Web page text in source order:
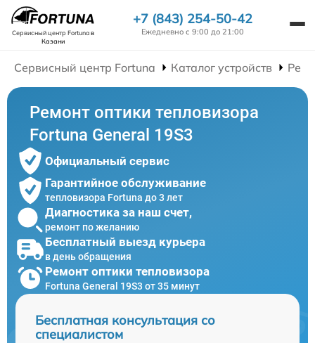
Сервисный центр Fortunaв
Казани
+7 (843) 254-50-42
Ежедневно с 9:00 до 21:00
Сервисный центр Fortuna Каталог устройств
Ремонт оптики тепловизора
Fortuna General 19S3
Официальный сервис
Гарантийное обслуживание
тепловизора Fortuna до 3 лет
Диагностика за наш счет,
ремонт по желанию
Бесплатный выезд курьера
в день обращения
Ремонт оптики тепловизора
Fortuna General 19S3 от 35 минут
Бесплатная консультация со
специалистом